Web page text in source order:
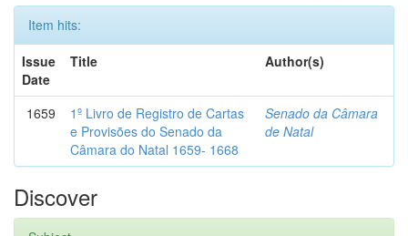
Item hits:
Issue
Date
Title Author(s)
1659
1º Livro de Registro de Cartas
e Provisões do Senado da
Câmara do Natal 1659- 1668
Senado da Câmara
de Natal
Discover